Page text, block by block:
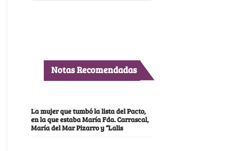
Notas Recomendadas
La mujer que tumbó la lista del Pacto,
en la que estaba María Fda. Carrascal,
María del Mar Pizarro y “Lalis